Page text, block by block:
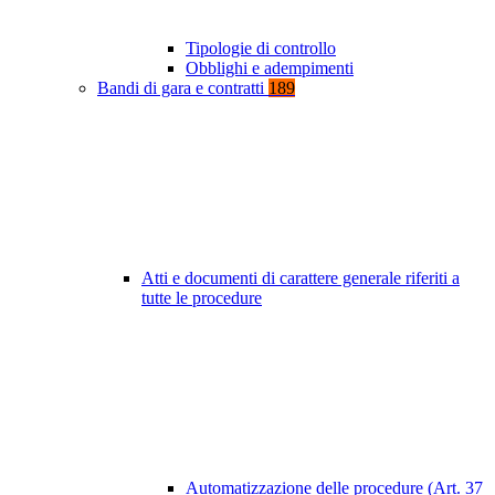
Tipologie di controllo
Obblighi e adempimenti
Bandi di gara e contratti 189
Atti e documenti di carattere generale riferiti a
tutte le procedure
Automatizzazione delle procedure (Art. 37